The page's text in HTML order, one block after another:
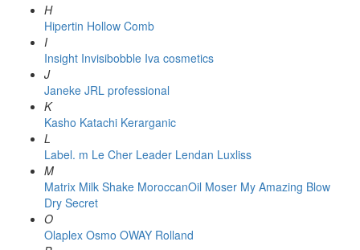
H
Hipertin Hollow Comb
I
Insight Invisibobble Iva cosmetics
J
Janeke JRL professional
K
Kasho Katachi Kerarganic
L
Label. m Le Cher Leader Lendan Luxliss
M
Matrix Milk Shake MoroccanOil Moser My Amazing Blow
Dry Secret
O
Olaplex Osmo OWAY Rolland